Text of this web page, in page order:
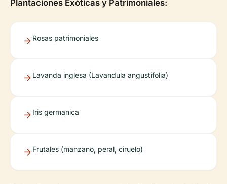
Plantaciones Exóticas y Patrimoniales:
Rosas patrimoniales
Lavanda inglesa (Lavandula angustifolia)
Iris germanica
Frutales (manzano, peral, ciruelo)